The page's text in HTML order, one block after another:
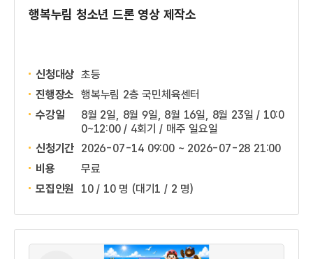
행복누림 청소년 드론 영상 제작소
신청대상 초등
진행장소 행복누림 2층 국민체육센터
수강일
8월 2일, 8월 9일, 8월 16일, 8월 23일 / 10:0
0~12:00 / 4회기 / 매주 일요일
신청기간 2026-07-14 09:00 ~ 2026-07-28 21:00
비용
무료
모집인원
10 / 10 명 (대기1 / 2 명)